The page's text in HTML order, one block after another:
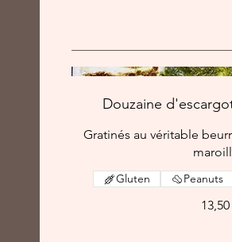
Douzaine
Gratinés au véritable
13,50
Gluten Peanuts